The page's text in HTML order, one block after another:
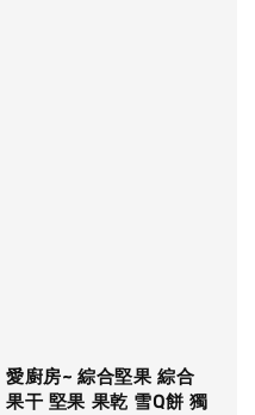
愛廚房~ 綜合堅果 綜合
果干 堅果 果乾 雪Q餅 獨